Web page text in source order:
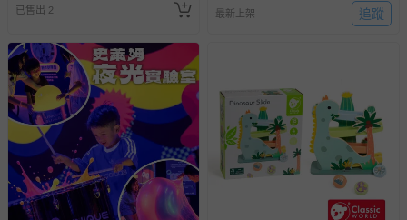
已售出 2 最新上架 追蹤